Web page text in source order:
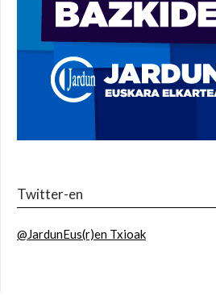
Twitter-en
@JardunEus(r)en Txioak